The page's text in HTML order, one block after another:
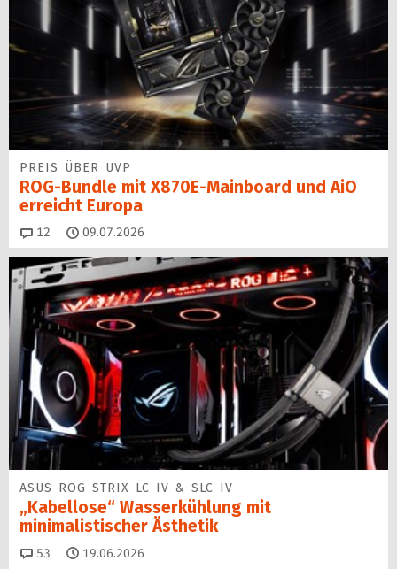
PREIS ÜBER UVP
ROG-Bundle mit X870E-Mainboard und AiO
erreicht Europa
12 Kommentare
09.07.2026
ASUS ROG STRIX LC IV & SLC IV
„Kabellose“ Wasserkühlung mit
minimalistischer Ästhetik
53 Kommentare
19.06.2026